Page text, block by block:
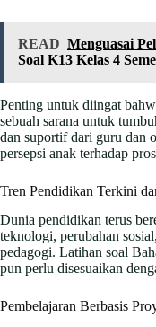
READ Menguasai
Soal K13 Kelas 4
Penting untuk diingat
sebuah sarana untuk
dan suportif dari guru dan
persepsi anak terhadap
Tren Pendidikan Terkini
Dunia pendidikan terus
teknologi, perubahan
pedagogi. Latihan soal
pun perlu disesuaikan
Pembelajaran Berbasis